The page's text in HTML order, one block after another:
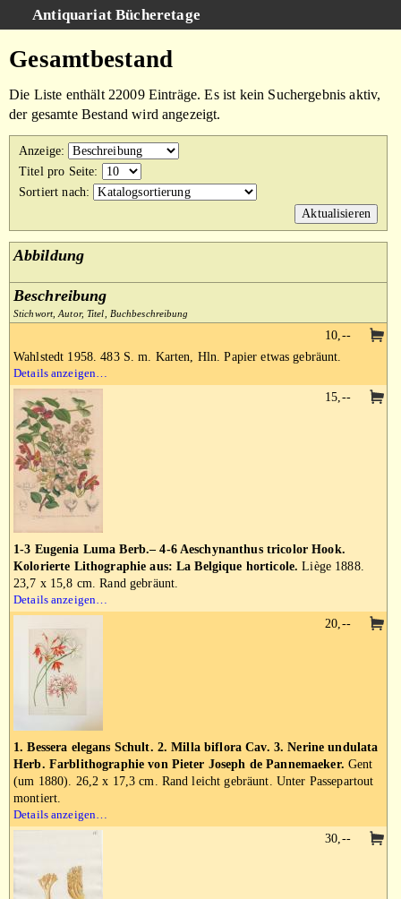
Antiquariat Bücheretage
Gesamtbestand
Warenkorb
AGB
Gesamtbestand
Die Liste enthält 22009 Einträge. Es ist kein Suchergebnis aktiv,
der gesamte Bestand wird angezeigt.
Anzeige:
Titel pro Seite:
Sortiert nach:
Abbildung
Beschreibung
Stichwort, Autor, Titel, Buchbeschreibung
Wahlstedt 1958. 483 S. m. Karten, Hln. Papier etwas gebräunt.
Details anzeigen…
10,--
1-3 Eugenia Luma Berb.– 4-6 Aeschynanthus tricolor Hook.
Kolorierte Lithographie aus: La Belgique horticole. Liège 1888.
23,7 x 15,8 cm. Rand gebräunt.
Details anzeigen…
15,--
1. Bessera elegans Schult. 2. Milla biflora Cav. 3. Nerine undulata
Herb. Farblithographie von Pieter Joseph de Pannemaeker. Gent
(um 1880). 26,2 x 17,3 cm. Rand leicht gebräunt. Unter Passepartout
montiert.
Details anzeigen…
20,--
30,--